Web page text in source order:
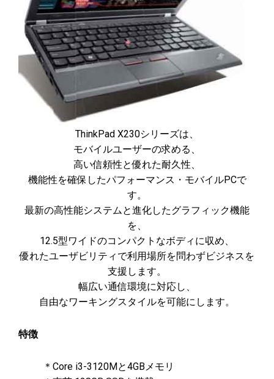
ThinkPad X230シリーズは、
モバイルユーザーの求める、
高い信頼性と優れた耐久性、
機能性を確保したパフォーマンス・モバイルPCで
す。
最新の高性能システムと進化したグラフィック機能
を、
12.5型ワイドのコンパクトなボディに収め、
優れたユーザビリティで利用場所を問わずビジネスを
支援します。
幅広い通信環境に対応し、
自由なワーキングスタイルを可能にします。
特徴
＊Core i3-3120Mと4GBメモリ